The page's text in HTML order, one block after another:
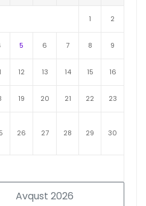
Avqust 2026
1 2
5 6 7 8 9
12 13 14 15 16
19 20 21 22 23
26 27 28 29 30